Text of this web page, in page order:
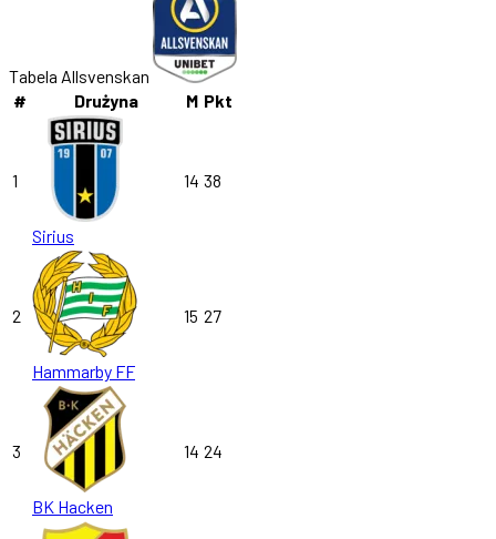
Tabela Allsvenskan
#
Drużyna M Pkt
1
Sirius
14 38
2
Hammarby FF
15 27
3
BK Hacken
14 24